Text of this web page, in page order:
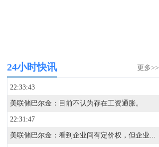
更多>>
24小时快讯
22:33:43
美联储巴尔金：目前不认为存在工资通胀。
22:31:47
美联储巴尔金：看到企业间有定价权，但企业对消费者定价能力有限。